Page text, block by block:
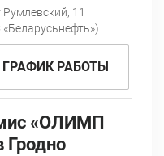
Румлевский, 11
ГРАФИК РАБОТЫ
«ОЛИМП
Гродно